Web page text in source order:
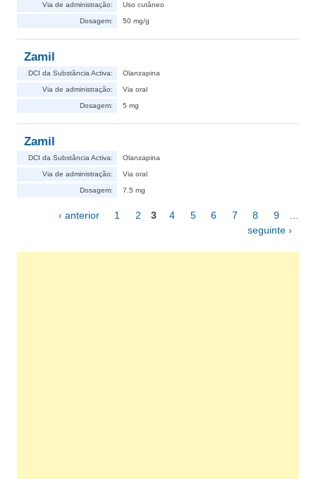
Via de administração: Uso cutâneo
Dosagem: 50 mg/g
Zamil
DCI da Substância Activa: Olanzapina
Via de administração: Via oral
Dosagem: 5 mg
Zamil
DCI da Substância Activa: Olanzapina
Via de administração: Via oral
Dosagem: 7.5 mg
Páginas‹ anterior 1 2 3 4 5 6 7 8 9
seguinte ›